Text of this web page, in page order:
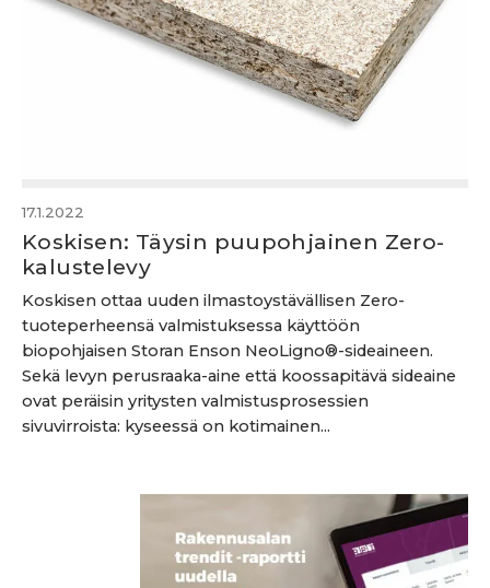
17.1.2022
Koskisen: Täysin puupohjainen Zero-
kalustelevy
Koskisen ottaa uuden ilmastoystävällisen Zero-
tuoteperheensä valmistuksessa käyttöön
biopohjaisen Storan Enson NeoLigno®-sideaineen.
Sekä levyn perusraaka-aine että koossapitävä sideaine
ovat peräisin yritysten valmistusprosessien
sivuvirroista: kyseessä on kotimainen...